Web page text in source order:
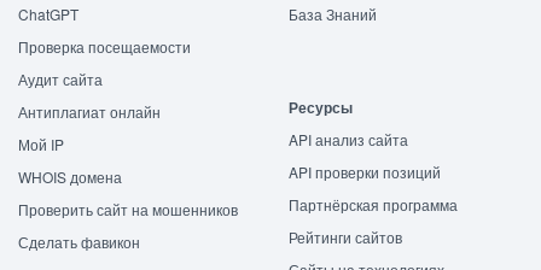
ChatGPT
Проверка посещаемости
Аудит сайта
Антиплагиат онлайн
Мой IP
WHOIS домена
Проверить сайт на мошенников
Сделать фавикон
База Знаний
Ресурсы
API анализ сайта
API проверки позиций
Партнёрская программа
Рейтинги сайтов